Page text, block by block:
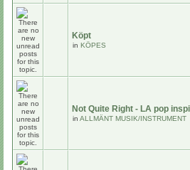
Köpt
in KÖPES
Not Quite Right - LA pop
in ALLMÄNT MUSIK/INSTRUMENT